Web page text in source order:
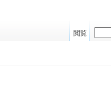
閲覧